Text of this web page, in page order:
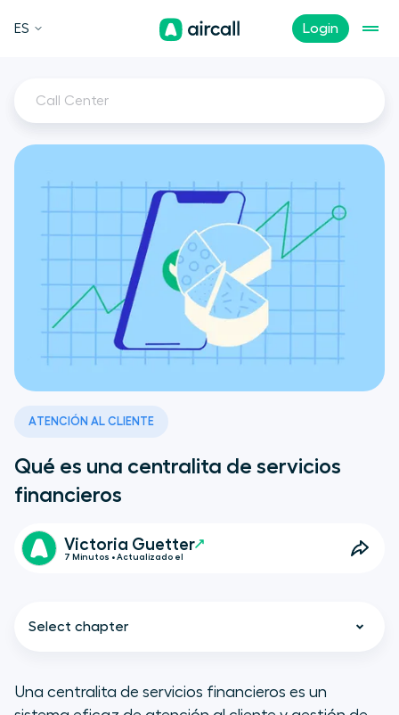
Login
ES
Call Center
ATENCIÓN AL CLIENTE
Qué es una centralita de servicios
financieros
Victoria Guetter
7 Minutos • Actualizado el
Select chapter
Una centralita de servicios financieros es un